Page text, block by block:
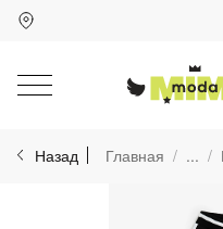
Назад Главная ...
Для клиентов всех
Разбейте
на